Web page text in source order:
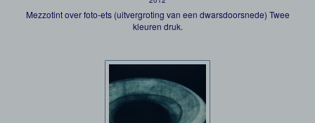
Mezzotint over foto-ets (uitvergroting van een dwarsdoorsnede) Twee
kleuren druk.